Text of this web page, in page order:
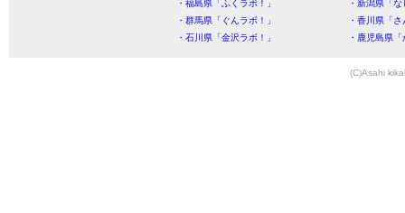
・福島県「ふくラボ！」
・新潟県「
・群馬県「ぐんラボ！」
・香川県「
・石川県「金沢ラボ！」
・鹿児島県
(C)Asahi